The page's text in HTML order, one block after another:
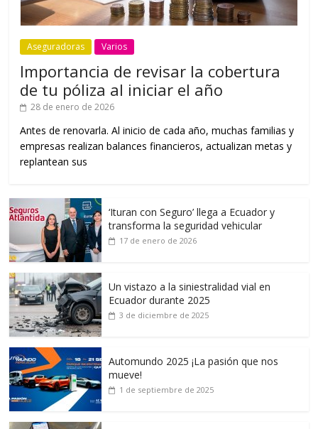
Aseguradoras Varios
Importancia de revisar la cobertura
de tu póliza al iniciar el año
28 de enero de 2026
Antes de renovarla. Al inicio de cada año, muchas familias y
empresas realizan balances financieros, actualizan metas y
replantean sus
‘Ituran con Seguro’ llega a Ecuador y
transforma la seguridad vehicular
17 de enero de 2026
Un vistazo a la siniestralidad vial en
Ecuador durante 2025
3 de diciembre de 2025
Automundo 2025 ¡La pasión que nos
mueve!
1 de septiembre de 2025